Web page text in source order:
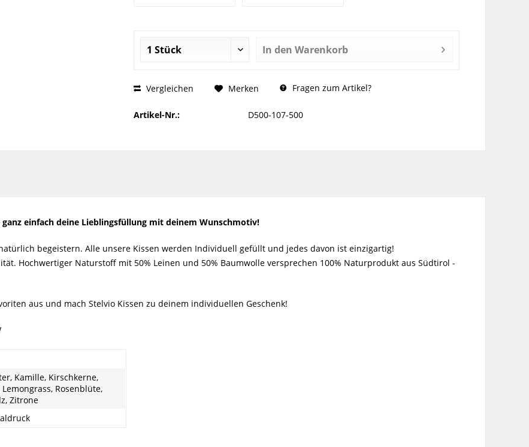
In den Warenkorb
Vergleichen Merken Fragen zum Artikel?
Artikel-Nr.: D500-107-500
einfach deine Lieblingsfüllung mit deinem Wunschmotiv!
begeistern. Alle unsere Kissen werden Individuell gefüllt und jedes davon ist einzigartig!
Hochwertiger Naturstoff mit 50% Leinen und 50% Baumwolle versprechen 100% Naturprodukt aus Südtirol -
aus und mach Stelvio Kissen zu deinem individuellen Geschenk!
Kamille, Kirschkerne,
Lemongrass, Rosenblüte,
Zitrone